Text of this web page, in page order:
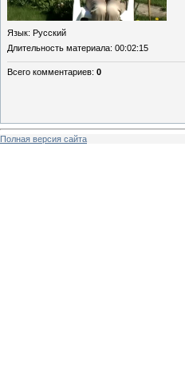
Язык: Русский
Длительность материала: 00:02:15
Всего комментариев: 0
Полная версия сайта